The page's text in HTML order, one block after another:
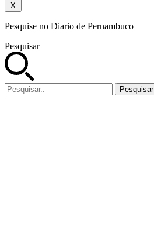
X
Pesquise no Diario de Pernambuco
Pesquisar
Pesquisar